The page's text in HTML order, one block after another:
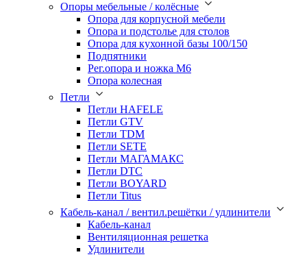
Опоры мебельные / колёсные
Опора для корпусной мебели
Опора и подстолье для столов
Опора для кухонной базы 100/150
Подпятники
Рег.опора и ножка М6
Опора колесная
Петли
Петли HAFELE
Петли GTV
Петли TDM
Петли SETE
Петли МАГАМАКС
Петли DTC
Петли BOYARD
Петли Titus
Кабель-канал / вентил.решётки / удлинители
Кабель-канал
Вентиляционная решетка
Удлинители